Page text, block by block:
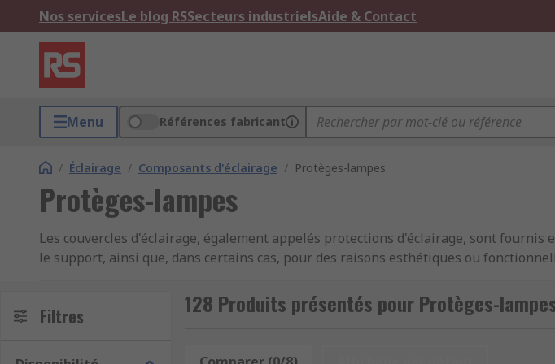
Nos servicesLe blog RSSecteurs industrielsAide & Contact
Menu Références fabricant
/ Éclairage / Composants d'éclairage / Protèges-lampes
Protèges-lampes
Les couvercles d'éclairage, également appelés protections d'éclairage, sont
le support, ainsi que, dans certains cas, pour des raisons esthétiques ou
l'apparence d'un dispositif d'éclairage, par exemple, un couvercle diffusant pour
fournir une protection de la partie avant ou arrière de l'accessoire d'éclairage. Un
Filtres 128 Produits présentés pour Protèges-